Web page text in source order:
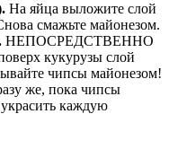
На яйца выложите слой
смажьте майонезом.
НЕПОСРЕДСТВЕННО
кукурузы слой
чипсы майонезом!
же, пока чипсы
каждую